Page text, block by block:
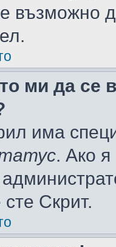
възможно
ми да се
има
. Ако
Скрит.